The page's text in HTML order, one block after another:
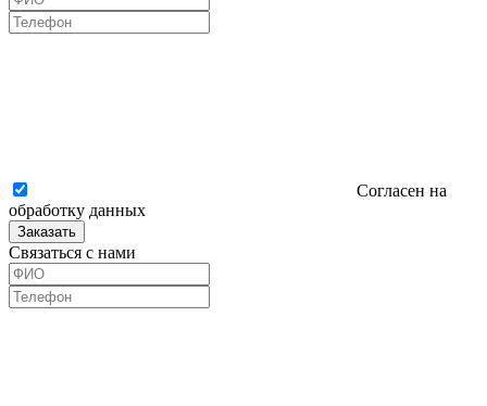
Согласен на
обработку данных
Заказать
Связаться с нами